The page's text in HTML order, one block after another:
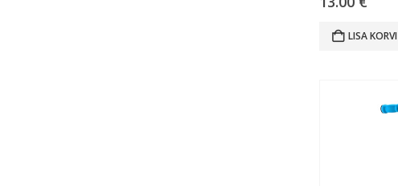
LISA KORVI